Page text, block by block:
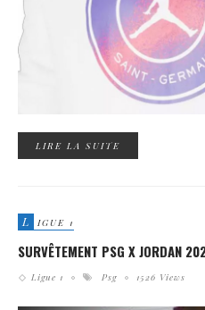
LIRE LA SUITE
L IGUE 1
SURVÊTEMENT PSG X JORDAN
Ligue 1 Psg 1526 Views